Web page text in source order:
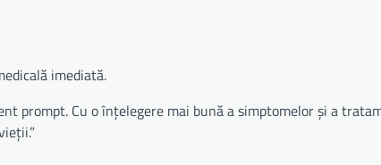
imediată.
prompt. Cu o înțelegere mai bună a simptomelor și a